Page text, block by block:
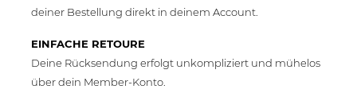
deiner Bestellung direkt in deinem Account.
EINFACHE RETOURE
Deine Rücksendung erfolgt unkompliziert und mühelos
über dein Member-Konto.